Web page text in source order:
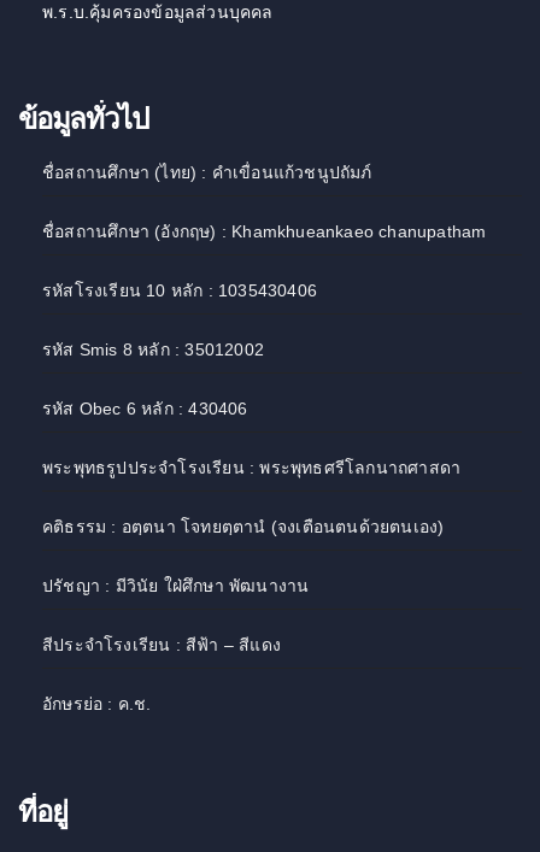
พ.ร.บ.คุ้มครองข้อมูลส่วนบุคคล
ข้อมูลทั่วไป
ชื่อสถานศึกษา (ไทย) : คำเขื่อนแก้วชนูปถัมภ์
ชื่อสถานศึกษา (อังกฤษ) : Khamkhueankaeo chanupatham
รหัสโรงเรียน 10 หลัก : 1035430406
รหัส Smis 8 หลัก : 35012002
รหัส Obec 6 หลัก : 430406
พระพุทธรูปประจำโรงเรียน : พระพุทธศรีโลกนาถศาสดา
คติธรรม : อตฺตนา โจทยตฺตานํ (จงเตือนตนด้วยตนเอง)
ปรัชญา : มีวินัย ใฝ่ศึกษา พัฒนางาน
สีประจำโรงเรียน : สีฟ้า – สีแดง
อักษรย่อ : ค.ช.
ที่อยู่